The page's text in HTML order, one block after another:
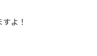
よ！